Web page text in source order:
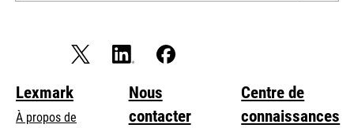
Lexmark
À propos de
Nous
contacter
Centre de
connaissances